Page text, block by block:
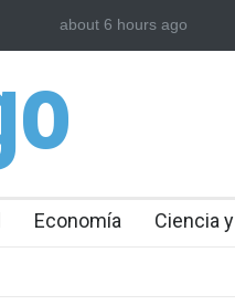
Tecnología israelí omitida: El
about 6 hours ago
Economía Ciencia